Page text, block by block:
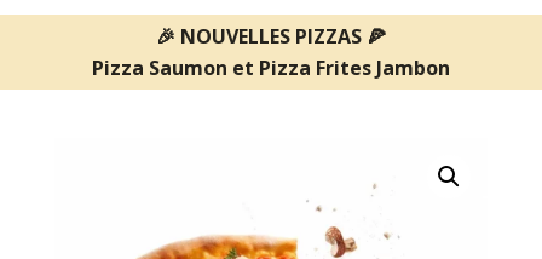
🎉 NOUVELLES PIZZAS 🍕
Pizza Saumon et Pizza Frites Jambon